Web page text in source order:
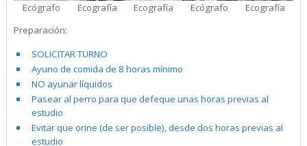
Ecógrafo Ecografía Ecografía Ecógrafo
Ecografía
Preparación:
SOLICITAR TURNO
Ayuno de comida de 8 horas mínimo
NO ayunar líquidos
Pasear al perro para que defeque unas horas previas al
estudio
Evitar que orine (de ser posible), desde dos horas previas al
estudio